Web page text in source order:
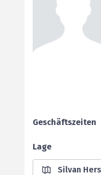
Geschäftszeiten
Lage
Silvan